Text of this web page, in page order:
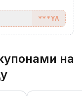
***YA
на